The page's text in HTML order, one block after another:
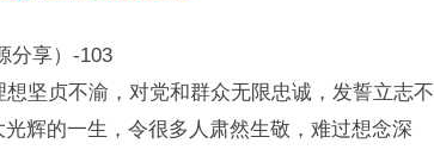
分享）-103
坚贞不渝，对党和群众无限忠诚，发誓立志不
辉的一生，令很多人肃然生敬，难过想念深